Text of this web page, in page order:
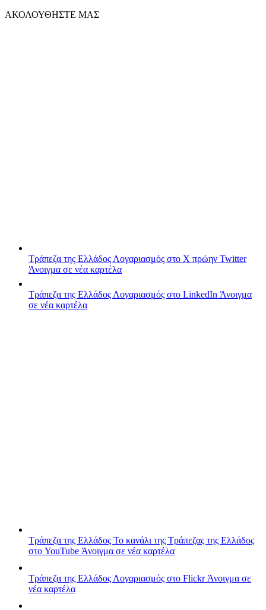
ΑΚΟΛΟΥΘΗΣΤΕ ΜΑΣ
Τράπεζα της Ελλάδος Λογαριασμός στο X πρώην Twitter
Άνοιγμα σε νέα καρτέλα
Τράπεζα της Ελλάδος Λογαριασμός στο LinkedIn Άνοιγμα
σε νέα καρτέλα
Τράπεζα της Ελλάδος Το κανάλι της Τράπεζας της Ελλάδος
στο YouTube Άνοιγμα σε νέα καρτέλα
Τράπεζα της Ελλάδος Λογαριασμός στο FlickrΆνοιγμα σε
νέα καρτέλα